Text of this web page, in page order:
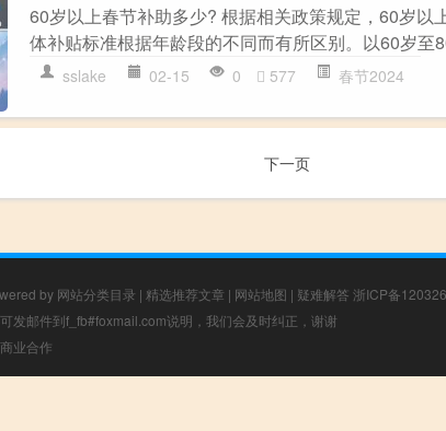
60岁以上春节补助多少? 根据相关政策规定，60岁
体补贴标准根据年龄段的不同而有所区别。以60岁至
sslake 02-15 0 577 春节2024
下一页
by 网站分类目录 | 精选推荐文章 | 网站地图 | 疑难解答 浙ICP备
发邮件到f_fb#foxmail.com说明，我们会及时纠正，谢谢
业合作